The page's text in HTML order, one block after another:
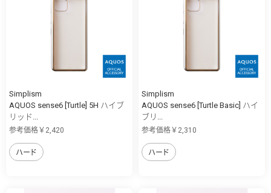
Simplism
AQUOS sense6 [Turtle] 5H ハイブ
リッド...
参考価格￥2,420
ハード
Simplism
AQUOS sense6 [Turtle Basic] ハイ
ブリ...
参考価格￥2,310
ハード